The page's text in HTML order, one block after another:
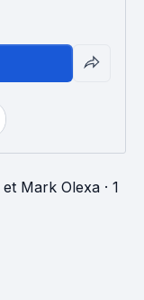
et Mark Olexa · 1